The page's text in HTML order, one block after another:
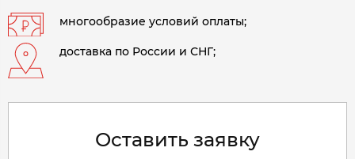
многообразие условий оплаты;
доставка по России и СНГ;
Оставить заявку